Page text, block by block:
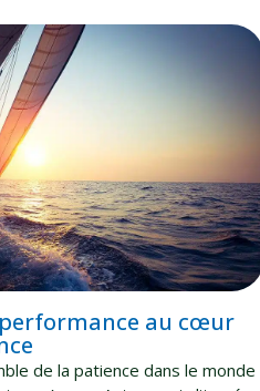
performance au cœur
de la patience dans le monde